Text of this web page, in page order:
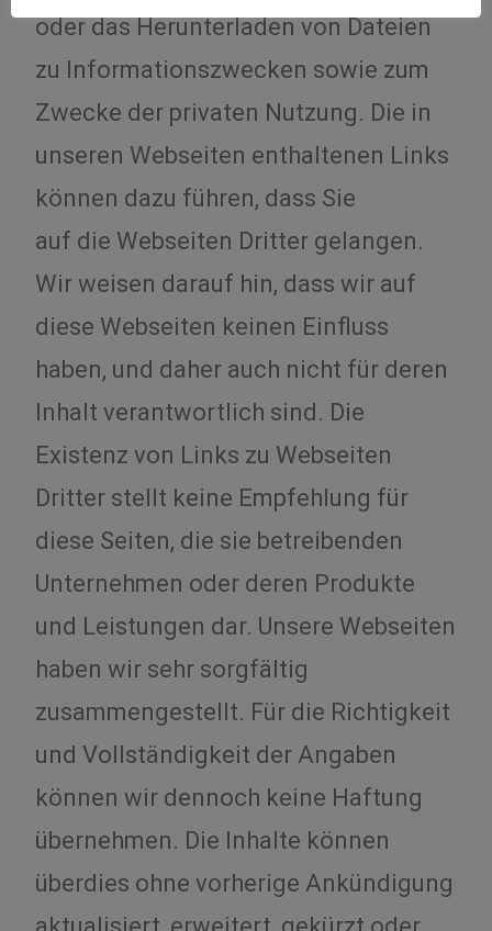
oder das Herunterladen von Dateien
zu Informationszwecken sowie zum
Zwecke der privaten Nutzung. Die in
unseren Webseiten enthaltenen Links
können dazu führen, dass Sie
auf die Webseiten Dritter gelangen.
Wir weisen darauf hin, dass wir auf
diese Webseiten keinen Einfluss
haben, und daher auch nicht für deren
Inhalt verantwortlich sind. Die
Existenz von Links zu Webseiten
Dritter stellt keine Empfehlung für
diese Seiten, die sie betreibenden
Unternehmen oder deren Produkte
und Leistungen dar. Unsere Webseiten
haben wir sehr sorgfältig
zusammengestellt. Für die Richtigkeit
und Vollständigkeit der Angaben
können wir dennoch keine Haftung
übernehmen. Die Inhalte können
überdies ohne vorherige Ankündigung